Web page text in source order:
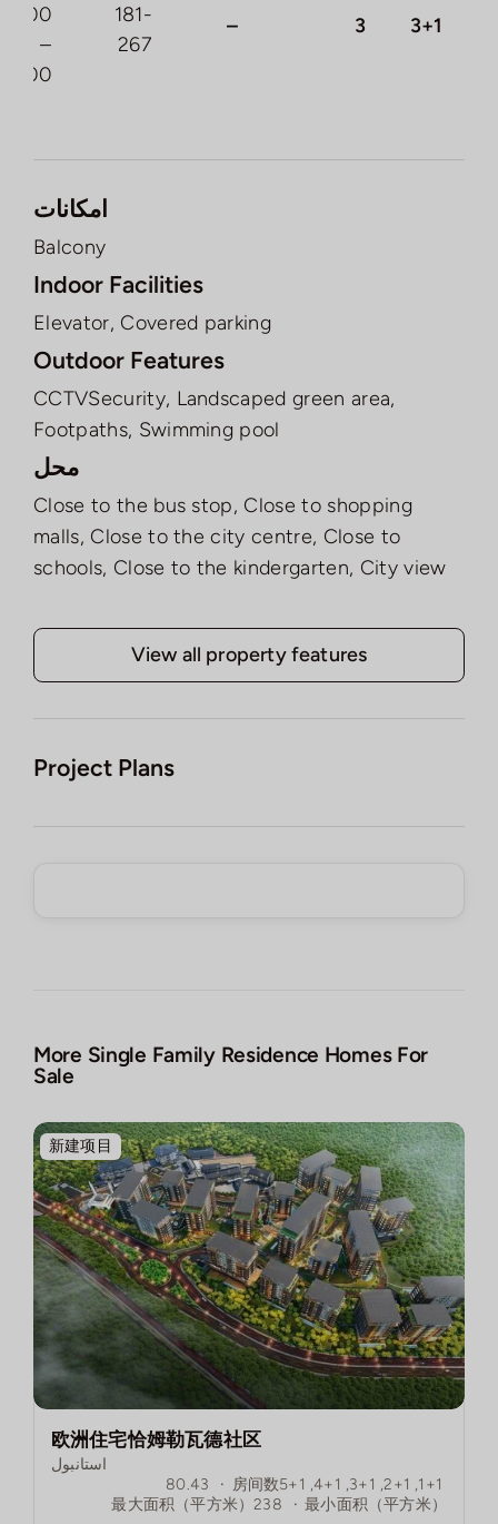
3+1
3
–
181-
267
–
امکانات
Balcony
Indoor Facilities
Elevator, Covered parking
Outdoor Features
CCTVSecurity, Landscaped green area,
Footpaths, Swimming pool
محل
Close to the bus stop, Close to shopping
malls, Close to the city centre, Close to
schools, Close to the kindergarten, City view
View all property features
Project Plans
More Single Family Residence Homes For
Sale
新建项目
欧洲住宅恰姆勒瓦德社区
استانبول
1+1, 2+1, 3+1, 4+1, 5+1
房间数
·
80.43
最小面积（平方米）
·
238
最大面积（平方米）